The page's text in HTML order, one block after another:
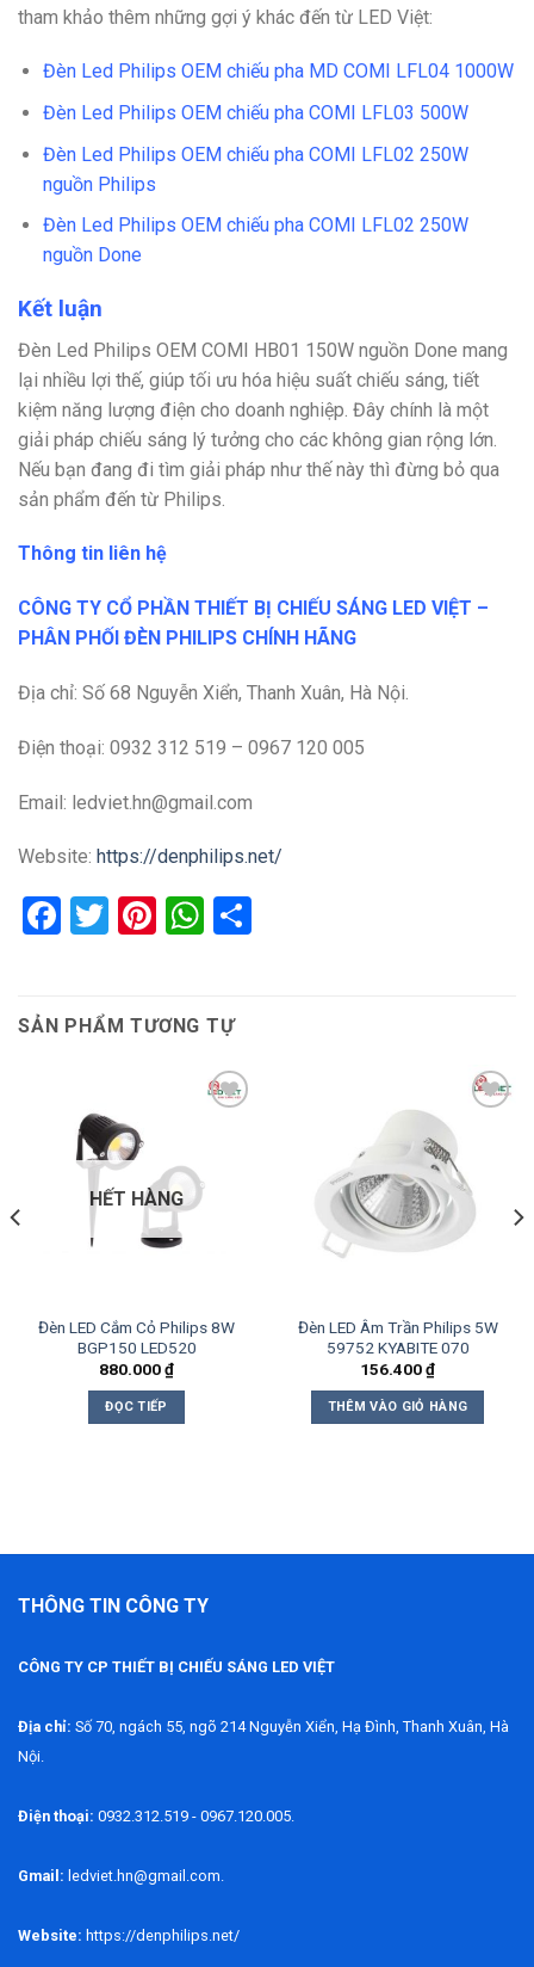
tham khảo thêm những gợi ý khác đến từ LED Việt:
Đèn Led Philips OEM chiếu pha MD COMI LFL04 1000W
Đèn Led Philips OEM chiếu pha COMI LFL03 500W
Đèn Led Philips OEM chiếu pha COMI LFL02 250W
nguồn Philips
Đèn Led Philips OEM chiếu pha COMI LFL02 250W
nguồn Done
Kết luận
Đèn Led Philips OEM COMI HB01 150W nguồn Done mang
lại nhiều lợi thế, giúp tối ưu hóa hiệu suất chiếu sáng, tiết
kiệm năng lượng điện cho doanh nghiệp. Đây chính là một
giải pháp chiếu sáng lý tưởng cho các không gian rộng lớn.
Nếu bạn đang đi tìm giải pháp như thế này thì đừng bỏ qua
sản phẩm đến từ Philips.
Thông tin liên hệ
CÔNG TY CỔ PHẦN THIẾT BỊ CHIẾU SÁNG LED VIỆT –
PHÂN PHỐI ĐÈN PHILIPS CHÍNH HÃNG
Địa chỉ: Số 68 Nguyễn Xiển, Thanh Xuân, Hà Nội.
Điện thoại: 0932 312 519 – 0967 120 005
Email: ledviet.hn@gmail.com
Website: https://denphilips.net/
Facebook
Twitter
Pinterest
WhatsApp
SẢN PHẨM TƯƠNG TỰ
wishlist
HẾT HÀNG
Đèn LED Cắm Cỏ Philips 8W
BGP150 LED520
880.000₫
ĐỌC TIẾP
Add to
wishlist
Đèn LED Âm Trần Philips 5W
59752 KYABITE 070
156.400₫
THÊM VÀO GIỎ HÀNG
THÔNG TIN CÔNG TY
CÔNG TY CP THIẾT BỊ CHIẾU SÁNG LED VIỆT
Địa chỉ: Số 70, ngách 55, ngõ 214 Nguyễn Xiển, Hạ Đình, Thanh Xuân, Hà
Nội.
Điện thoại: 0932.312.519 - 0967.120.005.
Gmail: ledviet.hn@gmail.com.
Website: https://denphilips.net/